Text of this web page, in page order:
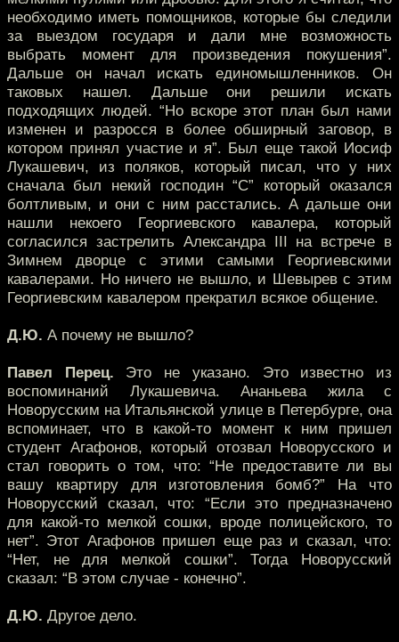
необходимо иметь помощников, которые бы следили
за выездом государя и дали мне возможность
выбрать момент для произведения покушения”.
Дальше он начал искать единомышленников. Он
таковых нашел. Дальше они решили искать
подходящих людей. “Но вскоре этот план был нами
изменен и разросся в более обширный заговор, в
котором принял участие и я”. Был еще такой Иосиф
Лукашевич, из поляков, который писал, что у них
сначала был некий господин “С” который оказался
болтливым, и они с ним расстались. А дальше они
нашли некоего Георгиевского кавалера, который
согласился застрелить Александра III на встрече в
Зимнем дворце с этими самыми Георгиевскими
кавалерами. Но ничего не вышло, и Шевырев с этим
Георгиевским кавалером прекратил всякое общение.
Д.Ю. А почему не вышло?
Павел Перец. Это не указано. Это известно из
воспоминаний Лукашевича. Ананьева жила с
Новорусским на Итальянской улице в Петербурге, она
вспоминает, что в какой-то момент к ним пришел
студент Агафонов, который отозвал Новорусского и
стал говорить о том, что: “Не предоставите ли вы
вашу квартиру для изготовления бомб?” На что
Новорусский сказал, что: “Если это предназначено
для какой-то мелкой сошки, вроде полицейского, то
нет”. Этот Агафонов пришел еще раз и сказал, что:
“Нет, не для мелкой сошки”. Тогда Новорусский
сказал: “В этом случае - конечно”.
Д.Ю. Другое дело.